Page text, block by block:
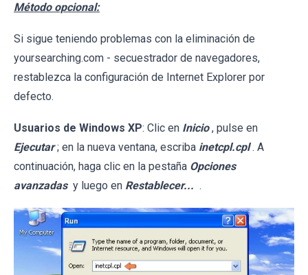
Método opcional:
Si sigue teniendo problemas con la eliminación de
yoursearching.com - secuestrador de navegadores,
restablezca la configuración de Internet Explorer por
defecto.
Usuarios de Windows XP: Clic en Inicio , pulse en
Ejecutar ; en la nueva ventana, escriba inetcpl.cpl . A
continuación, haga clic en la pestaña Opciones
avanzadas y luego en Restablecer... .